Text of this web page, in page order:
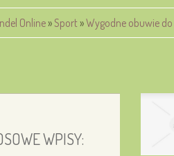
Online»Sport»Wygodne obuwie
WPISY: